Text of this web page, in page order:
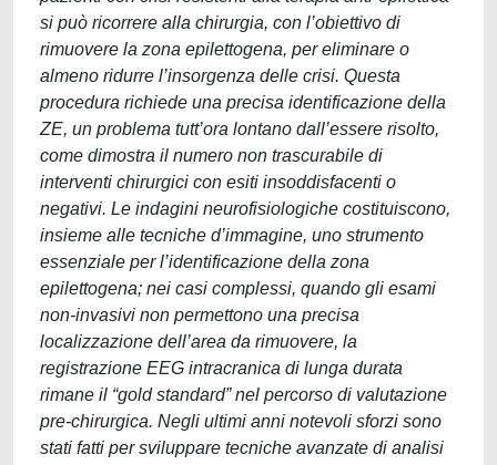
si può ricorrere alla chirurgia, con l’obiettivo di
rimuovere la zona epilettogena, per eliminare o
almeno ridurre l’insorgenza delle crisi. Questa
procedura richiede una precisa identificazione della
ZE, un problema tutt’ora lontano dall’essere risolto,
come dimostra il numero non trascurabile di
interventi chirurgici con esiti insoddisfacenti o
negativi. Le indagini neurofisiologiche costituiscono,
insieme alle tecniche d’immagine, uno strumento
essenziale per l’identificazione della zona
epilettogena; nei casi complessi, quando gli esami
non-invasivi non permettono una precisa
localizzazione dell’area da rimuovere, la
registrazione EEG intracranica di lunga durata
rimane il “gold standard” nel percorso di valutazione
pre-chirurgica. Negli ultimi anni notevoli sforzi sono
stati fatti per sviluppare tecniche avanzate di analisi